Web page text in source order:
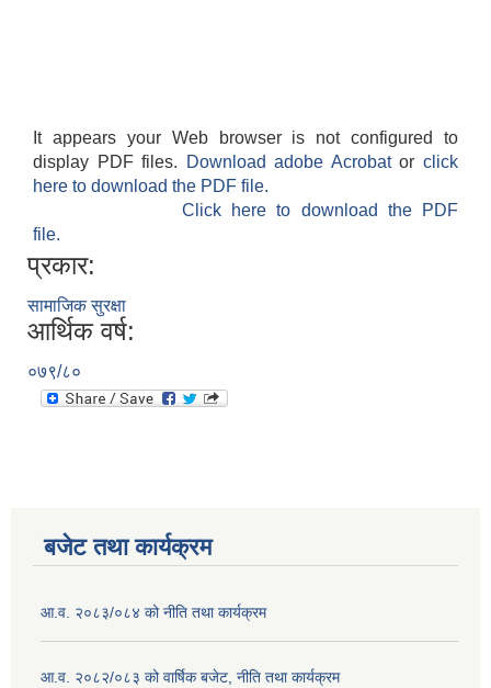
It appears your Web browser is not configured to
display PDF files.
Download adobe Acrobatorclick
here to download the PDF file.
Click here to download the PDF
file.
प्रकार:
सामाजिक सुरक्षा
आर्थिक वर्ष:
०७९/८०
बजेट तथा कार्यक्रम
आ.व. २०८३/०८४ को नीति तथा कार्यक्रम
आ.व. २०८२/०८३ को वार्षिक बजेट, नीति तथा कार्यक्रम